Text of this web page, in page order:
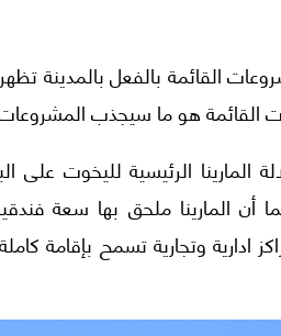
القائمة بالفعل بالمدينة
القائمة هو ما سيجذب
الرئيسية لليخوت على
يخت ومركب، كما أن المارينا ملحق
ادارية وتجارية تسمح بإقامة